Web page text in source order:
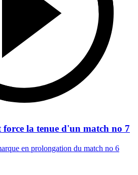
force la tenue d'un match no 7
en prolongation du match no 6